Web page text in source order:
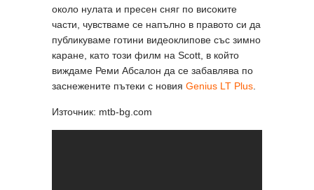
около нулата и пресен сняг по високите
части, чувстваме се напълно в правото си да
публикуваме готини видеоклипове със зимно
каране, като този филм на Scott, в който
виждаме Реми Абсалон да се забавлява по
заснежените пътеки с новия Genius LT Plus
Източник: mtb-bg.com